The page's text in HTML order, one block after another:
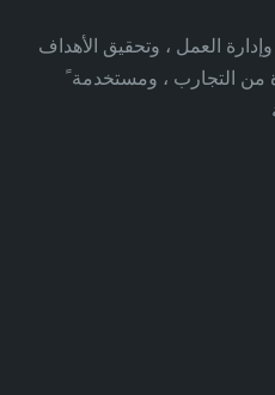
العمل ، وتحقيق الأهداف
من التجارب ، ومستخدمة